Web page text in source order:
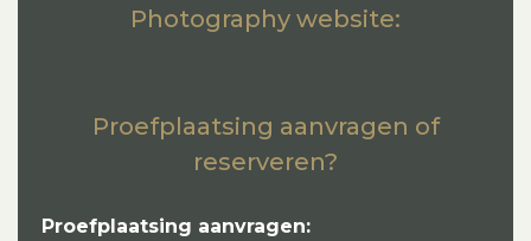
Photography website:
Proefplaatsing aanvragen of
reserveren?
Proefplaatsing aanvragen: